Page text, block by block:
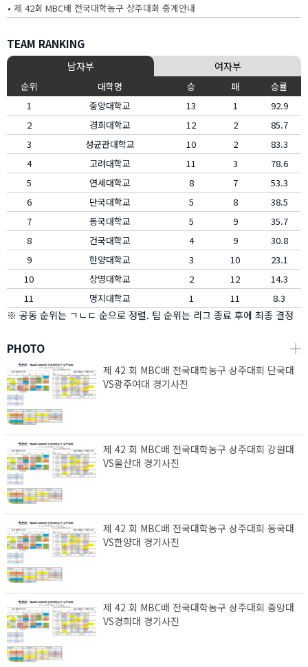
• 제 42회 MBC배 전국대학농구 상주대회 중계안내
TEAM RANKING
남자부 여자부
순위 대학명 승 패
승률
1
중앙대학교 13 1
92.9
2
경희대학교 12 2
85.7
3
성균관대학교 10 2
83.3
4
고려대학교 11 3
78.6
5
연세대학교 8 7
53.3
6
단국대학교 5 8
38.5
7
동국대학교 5 9
35.7
8
건국대학교 4 9
30.8
9
한양대학교 3 10
23.1
10
상명대학교 2 12
14.3
11
명지대학교 1 11 8.3
※ 공동 순위는 ㄱㄴㄷ 순으로 정렬. 팀 순위는 리그 종료 후에 최종 결정
PHOTO ┼
제 42 회 MBC배 전국대학농구 상주대회 단국대
VS광주여대 경기사진
제 42 회 MBC배 전국대학농구 상주대회 강원대
VS울산대 경기사진
제 42 회 MBC배 전국대학농구 상주대회 동국대
VS한양대 경기사진
제 42 회 MBC배 전국대학농구 상주대회 중앙대
VS경희대 경기사진